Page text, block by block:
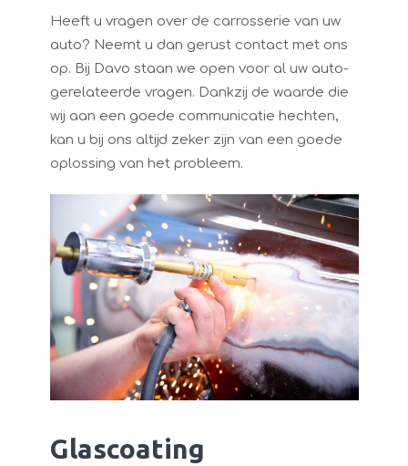
Heeft u vragen over de carrosserie van uw
auto? Neemt u dan gerust contact met ons
op. Bij Davo staan we open voor al uw auto-
gerelateerde vragen. Dankzij de waarde die
wij aan een goede communicatie hechten,
kan u bij ons altijd zeker zijn van een goede
oplossing van het probleem.
Glascoating